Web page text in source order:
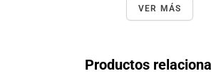
VER MÁS
Productos